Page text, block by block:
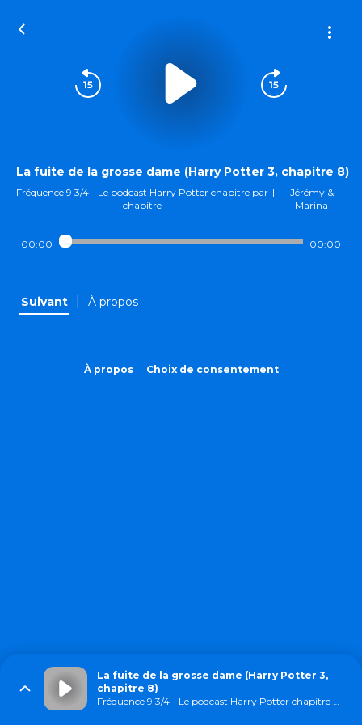
La fuite de la grosse dame (Harry Potter 3, chapitre 8)
Fréquence 9 3/4 - Le podcast Harry Potter chapitre par
chapitre
|
Jérémy &
Marina
00:00 00:00
Suivant À propos
À propos Choix de consentement
La fuite de la grosse dame (Harry Potter 3,
chapitre 8)
Fréquence 9 3/4 - Le podcast Harry Potter chapitre par chapitre